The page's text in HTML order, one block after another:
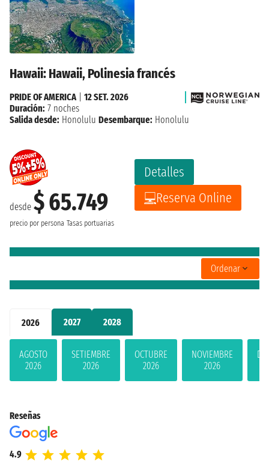
2026 2027 2028
AGOSTO
2026
SETIEMBRE
2026
OCTUBRE
2026
NOVIEMBRE
2026
Hawaii: Hawaii, Polinesia francés
desde $ 65.749
precio por persona Tasas portuarias
Detalles
Reserva Online
PRIDE OF AMERICA| 12 SET. 2026
Duración: 7 noches
Salida desde: Honolulu Desembarque: Honolulu
Ordenar
Reseñas
4.9